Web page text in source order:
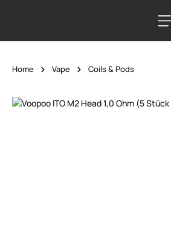
Home Vape Coils & Pods
Bildergalerie überspringen